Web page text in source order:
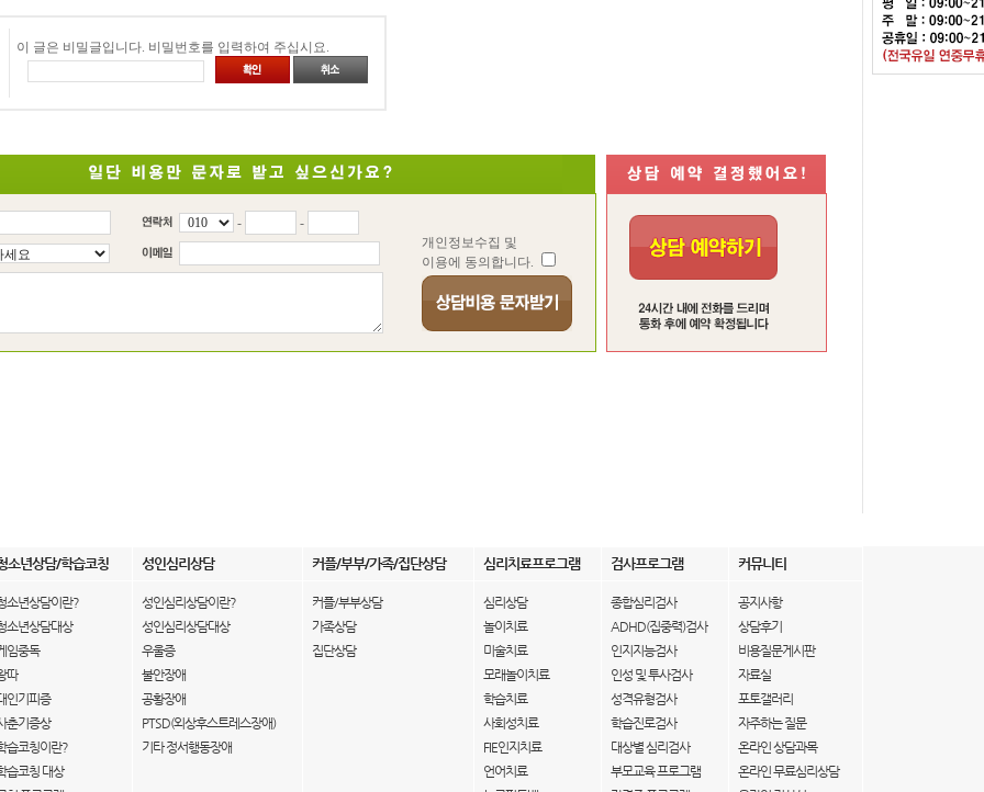
이 글은 비밀글입니다. 비밀번호를 입력하여 주십시요.
-
-
개인정보수집 및
이용에 동의합니다.
소년상담/학습코칭 성인심리상담 커플/부부/가족/집단상담 심리치료프로그램 검사프로그램 커뮤니티
소년상담이란?
소년상담대상
임중독
따
인기피증
춘기증상
습코칭이란?
습코칭 대상
성인심리상담이란?
성인심리상담대상
우울증
불안장애
공황장애
PTSD(외상후스트레스장애)
기타 정서행동장애
커플/부부상담
가족상담
집단상담
심리상담
놀이치료
미술치료
모래놀이치료
학습치료
사회성치료
FIE인지치료
언어치료
종합심리검사
ADHD(집중력)검사
인지지능검사
인성 및 투사검사
성격유형검사
학습진로검사
대상별 심리검사
부모교육 프로그램
공지사항
상담후기
비용질문게시판
자료실
포토갤러리
자주하는 질문
온라인 상담과목
온라인 무료심리상담